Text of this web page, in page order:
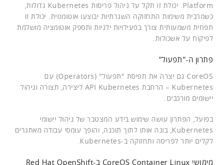
Platform. יכולת זו תקל על ניהול פריסות Kubernetes גדולות,
כשמרבית משימות התחזוקה השגרתיות יבוצעו אוטומטית. יכולת זו
תפחית משמעותית צורך בפעילויות ידניות ותספק אוטומציה מושלמת
לפיקוח על אשכולות.
פתרון ה-"תפעול"
CoreOS גם יצרה את תפיסת "תפעול" (Operators) עם
Kubernetes – הרחבת API Kubernetes ליצירה, תצורה וניהול
יישומים מורכבים.
בפועל, הפתרון עושה שימוש בידע המצטבר של ניהול יישומי
Kubernetes, בונה אותו לתוך תוכנה, והופך עומסי עבודה מאתגרים
לקלים יותר לפריסה ותחזוקה ב-Kubernetes.
מימושי CoreOS Container Linux ב-Red Hat OpenShift